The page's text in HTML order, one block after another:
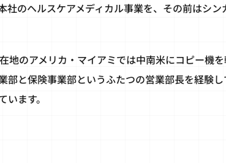
社のヘルスケアメディカル事業を、その前はシ
地のアメリカ・マイアミでは中南米にコピー機
部と保険事業部というふたつの営業部長を経験
ます。